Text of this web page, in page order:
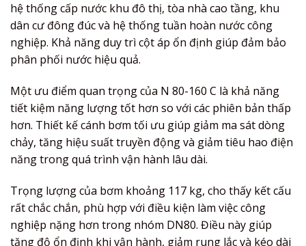
hệ thống cấp nước khu đô thị, tòa nhà cao tầng, khu
dân cư đông đúc và hệ thống tuần hoàn nước công
nghiệp. Khả năng duy trì cột áp ổn định giúp đảm bảo
phân phối nước hiệu quả.
Một ưu điểm quan trọng của N 80-160 C là khả năng
tiết kiệm năng lượng tốt hơn so với các phiên bản thấp
hơn. Thiết kế cánh bơm tối ưu giúp giảm ma sát dòng
chảy, tăng hiệu suất truyền động và giảm tiêu hao điện
năng trong quá trình vận hành lâu dài.
Trọng lượng của bơm khoảng 117 kg, cho thấy kết cấu
rất chắc chắn, phù hợp với điều kiện làm việc công
nghiệp nặng hơn trong nhóm DN80. Điều này giúp
tăng độ ổn định khi vận hành, giảm rung lắc và kéo dài